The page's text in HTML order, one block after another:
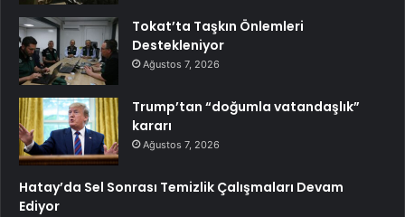
Tokat’ta Taşkın Önlemleri
Destekleniyor
Ağustos 7, 2026
Trump’tan “doğumla vatandaşlık”
kararı
Ağustos 7, 2026
Hatay’da Sel Sonrası Temizlik Çalışmaları Devam
Ediyor